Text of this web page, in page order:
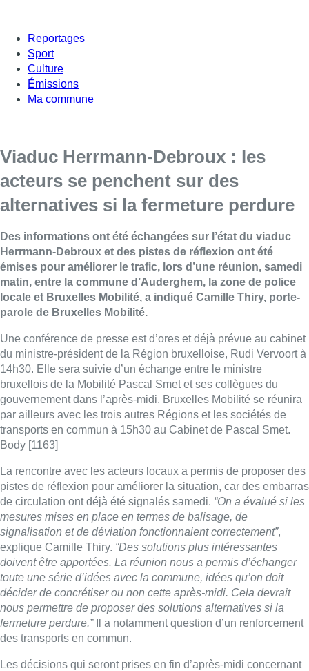
Reportages
Sport
Culture
Émissions
Ma commune
Viaduc Herrmann-Debroux : les
acteurs se penchent sur des
alternatives si la fermeture perdure
Des informations ont été échangées sur l’état du viaduc
Herrmann-Debroux et des pistes de réflexion ont été
émises pour améliorer le trafic, lors d’une réunion, samedi
matin, entre la commune d’Auderghem, la zone de police
locale et Bruxelles Mobilité, a indiqué Camille Thiry, porte-
parole de Bruxelles Mobilité.
Une conférence de presse est d’ores et déjà prévue au cabinet
du ministre-président de la Région bruxelloise, Rudi Vervoort à
14h30. Elle sera suivie d’un échange entre le ministre
bruxellois de la Mobilité Pascal Smet et ses collègues du
gouvernement dans l’après-midi. Bruxelles Mobilité se réunira
par ailleurs avec les trois autres Régions et les sociétés de
transports en commun à 15h30 au Cabinet de Pascal Smet.
Body [1163]
La rencontre avec les acteurs locaux a permis de proposer des
pistes de réflexion pour améliorer la situation, car des embarras
de circulation ont déjà été signalés samedi. “On a évalué si les
mesures mises en place en termes de balisage, de
signalisation et de déviation fonctionnaient correctement”,
explique Camille Thiry. “Des solutions plus intéressantes
doivent être apportées. La réunion nous a permis d’échanger
toute une série d’idées avec la commune, idées qu’on doit
décider de concrétiser ou non cette après-midi. Cela devrait
nous permettre de proposer des solutions alternatives si la
fermeture perdure.”Il a notamment question d’un renforcement
des transports en commun.
Les décisions qui seront prises en fin d’après-midi concernant